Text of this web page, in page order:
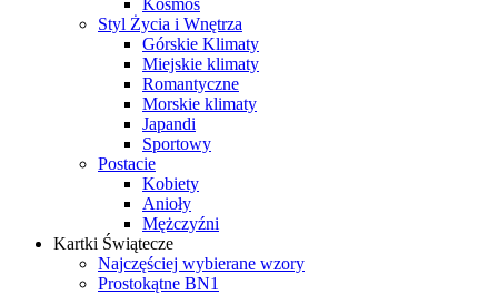
Kosmos
Styl Życia i Wnętrza
Górskie Klimaty
Miejskie klimaty
Romantyczne
Morskie klimaty
Japandi
Sportowy
Postacie
Kobiety
Anioły
Mężczyźni
Kartki Świątecze
Najczęściej wybierane wzory
Prostokątne BN1